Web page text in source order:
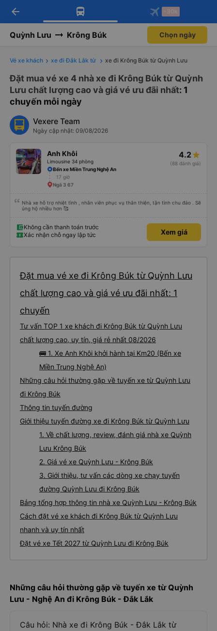
Tải app Vexere ngay!
Nhận ưu đãi thành viên độc
Mở app
Tải app Vexere
-30k/ghế khi đặt vé máy bay qua
Mở app
arrow_back -30k
Quỳnh Lưu Krông Búk Chọn ngày
Vé xe khách xe đi Đắk Lắk từ xe đi Krông Búk từ Quỳnh Lưu
Đặt mua vé xe 4 nhà xe đi Krông Búk từ Quỳnh
Lưu chất lượng cao và giá vé ưu đãi nhất: 1
chuyến mỗi ngày
Vexere Team
Ngày cập nhật: 09/08/2026
Anh Khôi
Limousine 34 phòng
4.2
(88 đánh giá)
Bến xe Miền Trung Nghệ An
17 giờ
Ngã 3 67
Nhà xe hỗ trợ nhiệt tình , nhân viên phục vụ thân thiện, tận tình chu đáo . Sẽ
ủng hộ nhiều hơn 🥰
Không cần thanh toán trước
Xác nhận chỗ ngay lập tức
Xem giá
Đặt mua vé xe đi Krông Búk từ Quỳnh Lưu
chất lượng cao và giá vé ưu đãi nhất: 1
chuyến
Tư vấn TOP 1 xe khách đi Krông Búk từ Quỳnh Lưu
chất lượng cao, uy tín, giá rẻ nhất 08/2026
🚌 1. Xe Anh Khôi khởi hành tại Km20 (Bến xe
Miền Trung Nghệ An)
Những câu hỏi thường gặp về tuyến xe từ Quỳnh Lưu
đi Krông Búk
Thông tin tuyến đường
Giới thiệu tuyến đường xe đi Krông Búk từ Quỳnh Lưu
1. Về chất lượng, review, đánh giá nhà xe Quỳnh
Lưu Krông Búk
2. Giá vé xe Quỳnh Lưu - Krông Búk
3. Giới thiệu, tư vấn các dòng xe chạy tuyến
đường Quỳnh Lưu đi Krông Búk
Bảng tổng hợp thông tin nhà xe Quỳnh Lưu - Krông Búk
Cách đặt vé xe khách đi Krông Búk từ Quỳnh Lưu
nhanh và uy tín nhất
Đặt vé xe Tết 2027 từ Quỳnh Lưu đi Krông Búk
Những câu hỏi thường gặp về tuyến xe từ Quỳnh
Lưu - Nghệ An đi Krông Búk - Đắk Lắk
Câu hỏi: Nhà xe đi Krông Búk - Đắk Lắk từ